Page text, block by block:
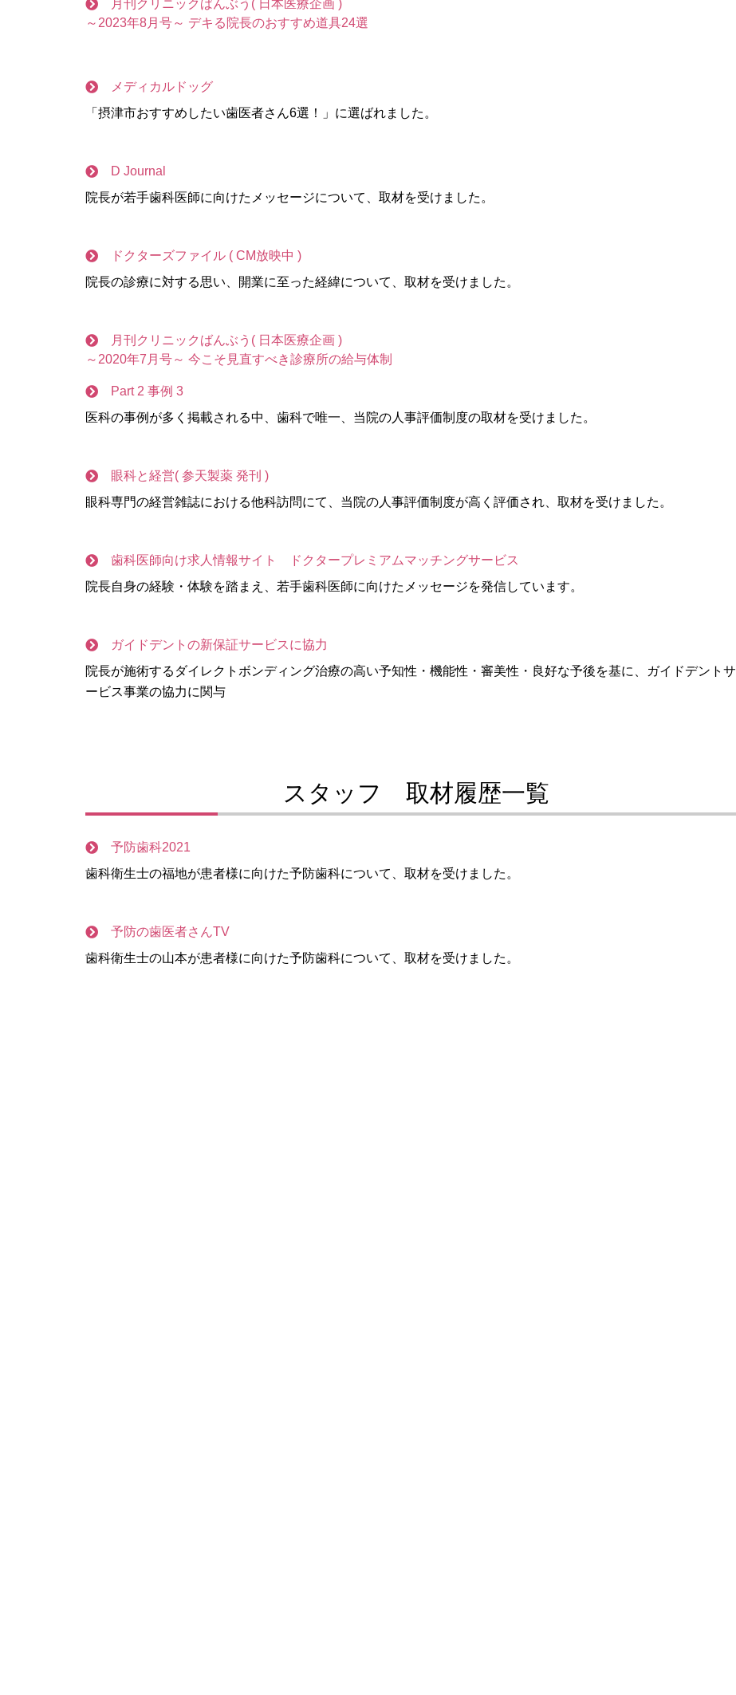
月刊クリニックばんぶう( 日本医療企画 )
～2023年8月号～ デキる院長のおすすめ道具24選
メディカルドッグ
「摂津市おすすめしたい歯医者さん6選！」に選ばれました。
D Journal
院長が若手歯科医師に向けたメッセージについて、取材を受けました。
ドクターズファイル ( CM放映中 )
院長の診療に対する思い、開業に至った経緯について、取材を受けました。
月刊クリニックばんぶう( 日本医療企画 )
～2020年7月号～ 今こそ見直すべき診療所の給与体制
Part 2 事例 3
医科の事例が多く掲載される中、歯科で唯一、当院の人事評価制度の取材を受けました。
眼科と経営( 参天製薬 発刊 )
眼科専門の経営雑誌における他科訪問にて、当院の人事評価制度が高く評価され、取材を受けました。
歯科医師向け求人情報サイト ドクタープレミアムマッチングサービス
院長自身の経験・体験を踏まえ、若手歯科医師に向けたメッセージを発信しています。
ガイドデントの新保証サービスに協力
院長が施術するダイレクトボンディング治療の高い予知性・機能性・審美性・良好な予後を基に、ガイドデントサ
ービス事業の協力に関与
スタッフ 取材履歴一覧
予防歯科2021
歯科衛生士の福地が患者様に向けた予防歯科について、取材を受けました。
予防の歯医者さんTV
歯科衛生士の山本が患者様に向けた予防歯科について、取材を受けました。